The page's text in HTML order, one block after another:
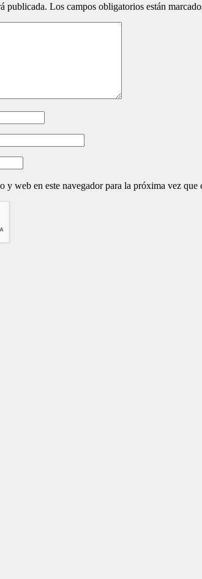
publicada. Los campos obligatorios están
y web en este navegador para la próxima vez que